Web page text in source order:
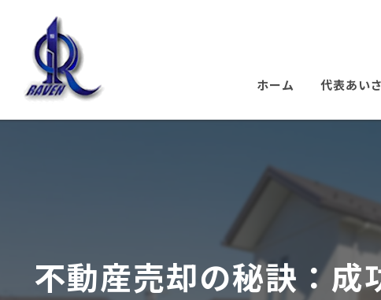
ホーム 代表あい
不動産売却の秘訣：